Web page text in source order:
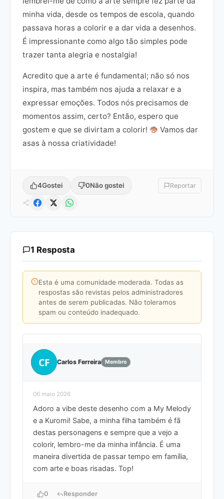
minha vida, desde os tempos de escola, quando
passava horas a colorir e a dar vida a desenhos.
É impressionante como algo tão simples pode
trazer tanta alegria e nostalgia!
Acredito que a arte é fundamental; não só nos
inspira, mas também nos ajuda a relaxar e a
expressar emoções. Todos nós precisamos de
momentos assim, certo? Então, espero que
gostem e que se divirtam a colorir!
Vamos dar
asas à nossa criatividade!
4Gostei 0Não gostei Reportar
1 Resposta
Esta é uma comunidade moderada. Todas as
respostas são revistas pelos administradores
antes de serem publicadas. Não toleramos
spam ou conteúdo inadequado.
CF Carlos Ferreira Membro
06 maio 2026
Adoro a vibe deste desenho com a My Melody
e a Kuromi! Sabe, a minha filha também é fã
destas personagens e sempre que a vejo a
colorir, lembro-me da minha infância. É uma
maneira divertida de passar tempo em família,
com arte e boas risadas. Top!
0 Responder